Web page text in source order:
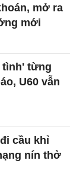
mở ra
mới
tình' từng
U60 vẫn
cầu khỉ
nín thở